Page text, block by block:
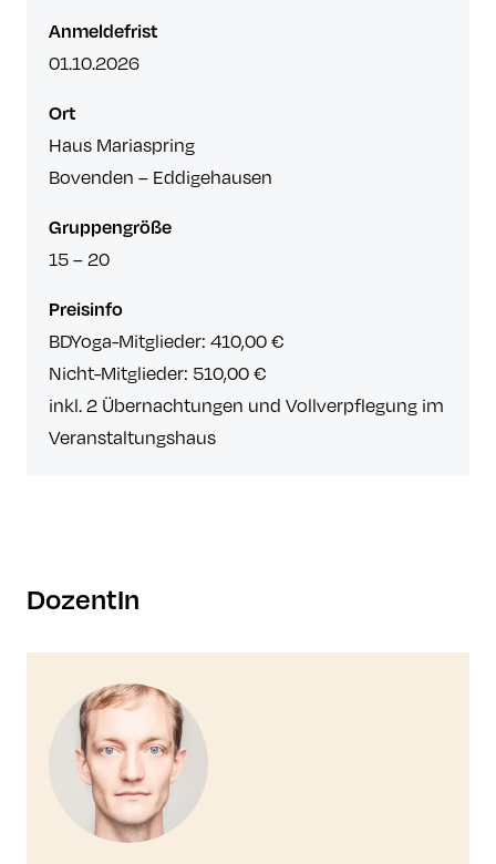
Anmeldefrist
01.10.2026
Ort
Haus Mariaspring
Bovenden – Eddigehausen
Gruppengröße
15 – 20
Preisinfo
BDYoga-Mitglieder: 410,00 €
Nicht-Mitglieder: 510,00 €
inkl. 2 Übernachtungen und Vollverpflegung im
Veranstaltungshaus
DozentIn